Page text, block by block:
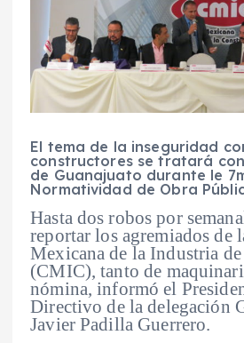
El tema de la inseguridad
constructores se tratará
de Guanajuato durante le
Normatividad de Obra
Hasta dos robos por
reportar los agremiados de
Mexicana de la Industria
(CMIC), tanto de
nómina, informó el
Directivo de la delegación
Javier Padilla Guerrero.